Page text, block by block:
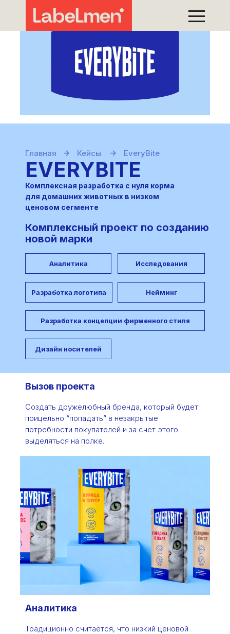
Главная Кейсы EveryBite
EVERYBITE
Дизайн носителей
Разработка концепции фирменного стиля
Разработка логотипа
Аналитика Исследования
Нейминг
Комплексная разработка с нуля корма
для домашних животных в низком
ценовом сегменте
Комплексный проект по созданию
новой марки
Создать дружелюбный бренда, который будет
прицельно “попадать” в незакрытые
потребности покупателей и за счет этого
выделяться на полке.
Вызов проекта
Аналитика
Традиционно считается, что низкий ценовой